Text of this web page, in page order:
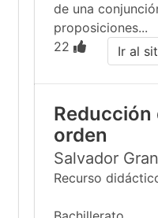
de una
proposiciones...
22
Ir al
Reducción
orden
Salvador
Recurso